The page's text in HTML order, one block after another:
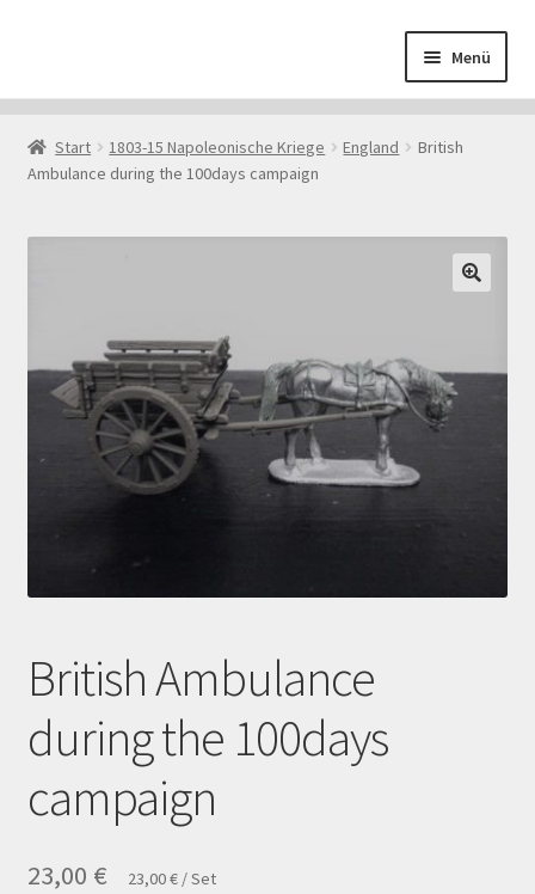
springen
springen
Menü
AGB
Datenschutzerklärung
Echtheit von Bewertungen
Impressum
Mein Konto
Mein Konto
Richtlinie für Rückerstattungen und Rückgaben
Shop
Start 1803-15 Napoleonische Kriege England
British
Ambulance during the 100days campaign
British Ambulance
during the 100days
campaign
23,00 € 23,00€ /Set